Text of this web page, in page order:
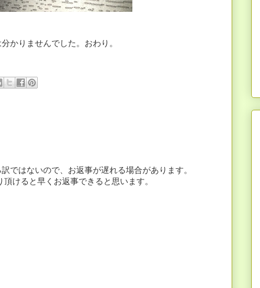
かりませんでした。おわり。
ではないので、お返事が遅れる場合があります。
けると早くお返事できると思います。